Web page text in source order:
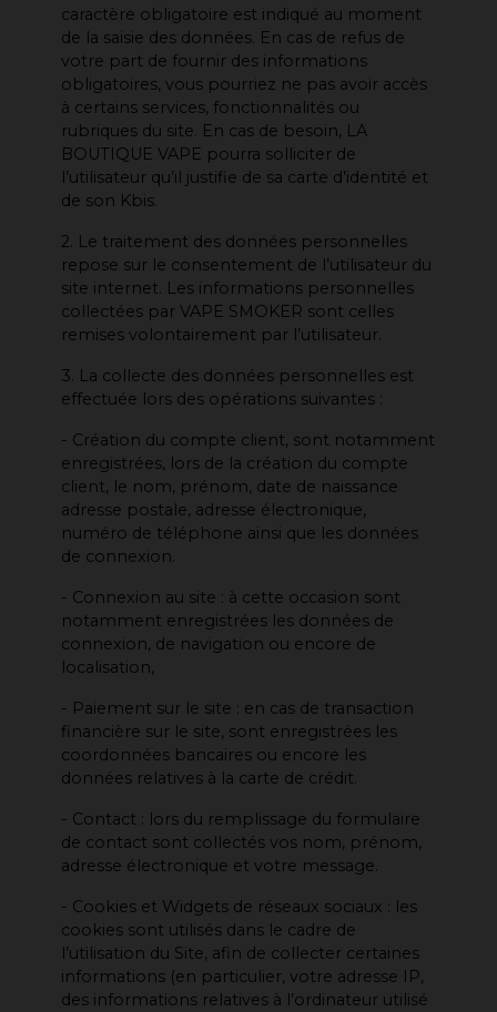
caractère obligatoire est indiqué au moment
de la saisie des données. En cas de refus de
votre part de fournir des informations
obligatoires, vous pourriez ne pas avoir accès
à certains services, fonctionnalités ou
rubriques du site. En cas de besoin, LA
BOUTIQUE VAPE pourra solliciter de
l’utilisateur qu’il justifie de sa carte d’identité et
de son Kbis.
2. Le traitement des données personnelles
repose sur le consentement de l’utilisateur du
site internet. Les informations personnelles
collectées par VAPE SMOKER sont celles
remises volontairement par l’utilisateur.
3. La collecte des données personnelles est
effectuée lors des opérations suivantes :
- Création du compte client, sont notamment
enregistrées, lors de la création du compte
client, le nom, prénom, date de naissance
adresse postale, adresse électronique,
numéro de téléphone ainsi que les données
de connexion.
- Connexion au site : à cette occasion sont
notamment enregistrées les données de
connexion, de navigation ou encore de
localisation,
- Paiement sur le site : en cas de transaction
financière sur le site, sont enregistrées les
coordonnées bancaires ou encore les
données relatives à la carte de crédit.
- Contact : lors du remplissage du formulaire
de contact sont collectés vos nom, prénom,
adresse électronique et votre message.
- Cookies et Widgets de réseaux sociaux : les
cookies sont utilisés dans le cadre de
l’utilisation du Site, afin de collecter certaines
informations (en particulier, votre adresse IP,
des informations relatives à l’ordinateur utilisé